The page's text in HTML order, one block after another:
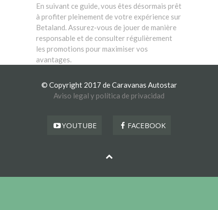
En suivant ce guide, vous êtes désormais prêt
à profiter pleinement de votre expérience sur
Betaland. Assurez-vous de jouer de manière
responsable et de consulter régulièrement
les promotions pour maximiser vos
avantages.
© Copyright 2017 de Caravanas Autostar
Aviso legal y política de privacidad
YOUTUBE FACEBOOK